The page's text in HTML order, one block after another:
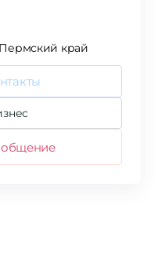
Пермский край